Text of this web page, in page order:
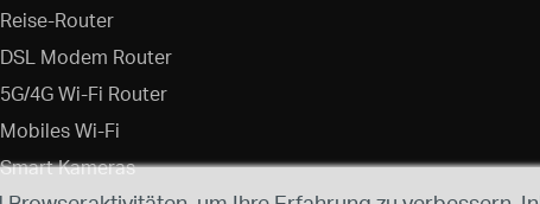
Reise-Router
DSL Modem Router
5G/4G Wi-Fi Router
Mobiles Wi-Fi
Smart Kameras